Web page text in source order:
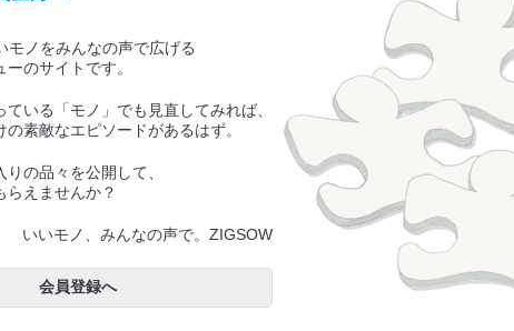
モノをみんなの声で広げる
のサイトです。
いる「モノ」でも見直してみれば、
の素敵なエピソードがあるはず。
の品々を公開して、
らえませんか？
いいモノ、みんなの声で。ZIGSOW
会員登録へ